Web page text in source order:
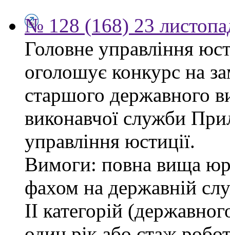
№ 128 (168) 23
Головне управління
оголошує конкурс на
старшого державного
виконавчої служби
управління юстиції.
Вимоги: повна вища
фахом на державній
ІІ категорій